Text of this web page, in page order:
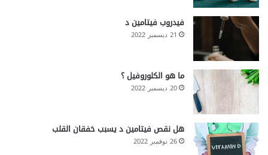
فيدروب فيتامين د
21 ديسمبر 2022
ما هو الكلوروفيل ؟
20 ديسمبر 2022
هل نقص فيتامين د يسبب خفقان القلب
26 نوفمبر 2022